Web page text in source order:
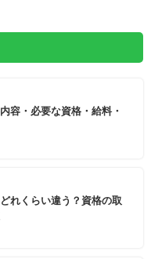
容・必要な資格・給料・
れくらい違う？資格の取